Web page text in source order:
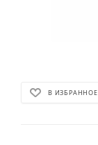
В ИЗБРАННОЕ